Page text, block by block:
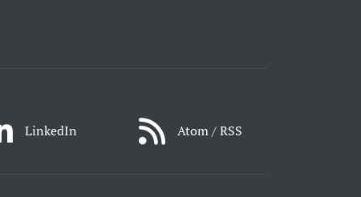
LinkedIn Atom / RSS